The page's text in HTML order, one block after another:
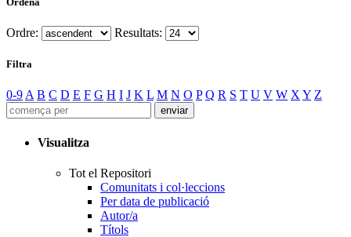
Ordre: Resultats:
Filtra
0-9 A B C D E F G H I J K L M N O P Q R S T U V W X Y Z
Visualitza
Tot el Repositori
Comunitats i col·leccions
Per data de publicació
Autor/a
Títols